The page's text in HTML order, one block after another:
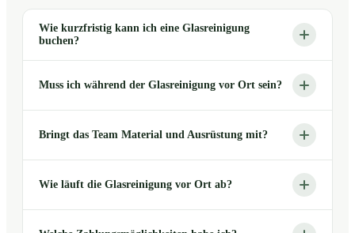
Wie kurzfristig kann ich eine Glasreinigung
buchen?
Muss ich während der Glasreinigung vor Ort sein?
Bringt das Team Material und Ausrüstung mit?
Wie läuft die Glasreinigung vor Ort ab?